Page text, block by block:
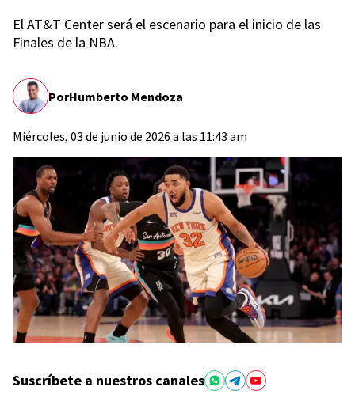
El AT&T Center será el escenario para el inicio de las
Finales de la NBA.
PorHumberto Mendoza
Miércoles, 03 de junio de 2026 a las 11:43 am
Suscríbete a nuestros canales